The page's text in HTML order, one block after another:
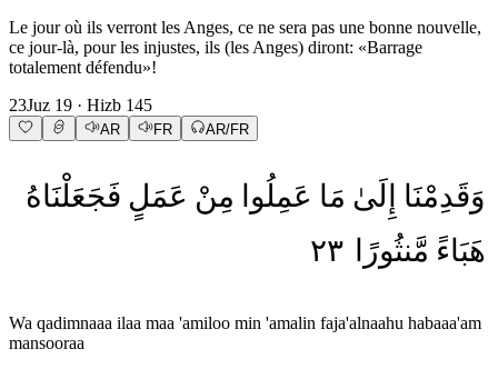
Le jour où ils verront les Anges, ce ne sera pas une bonne nouvelle,
ce jour-là, pour les injustes, ils (les Anges) diront: «Barrage
totalement défendu»!
23Juz 19 · Hizb 145
AR FR AR/FR
وَقَدِمْنَا إِلَىٰ مَا عَمِلُوا مِنْ عَمَلٍ فَجَعَلْنَاهُ
هَبَاءً مَّنثُورًا ٢٣
Wa qadimnaaa ilaa maa 'amiloo min 'amalin faja'alnaahu habaaa'am
mansooraa